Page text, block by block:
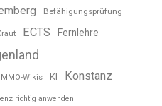
Befähigungsprüfung
ECTS Fernlehre
IMMO-Wikis KI Konstanz
richtig anwenden